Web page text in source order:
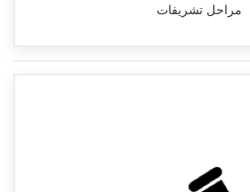
مراحل تشریفات